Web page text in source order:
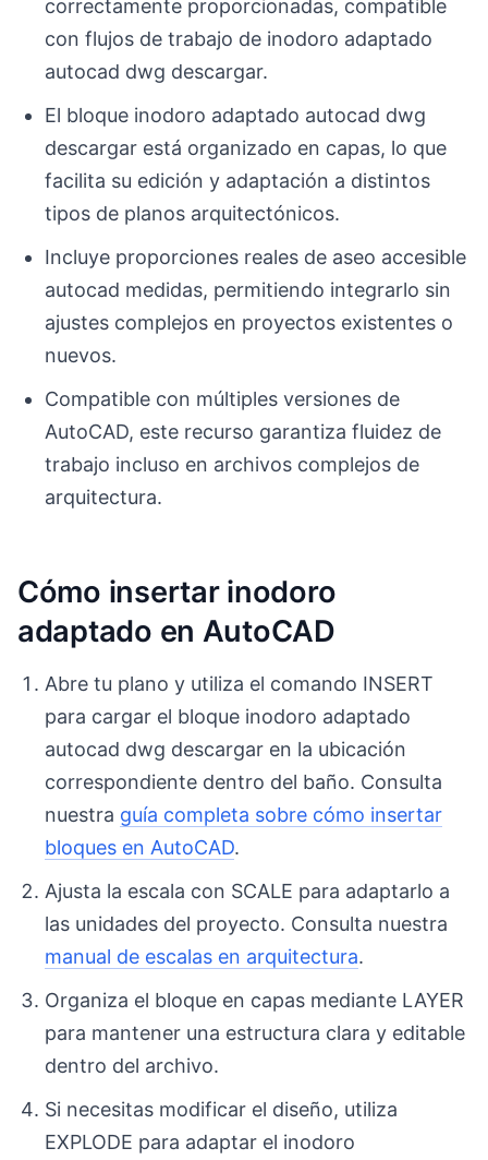
correctamente proporcionadas, compatible
con flujos de trabajo de inodoro adaptado
autocad dwg descargar.
El bloque inodoro adaptado autocad dwg
descargar está organizado en capas, lo que
facilita su edición y adaptación a distintos
tipos de planos arquitectónicos.
Incluye proporciones reales de aseo accesible
autocad medidas, permitiendo integrarlo sin
ajustes complejos en proyectos existentes o
nuevos.
Compatible con múltiples versiones de
AutoCAD, este recurso garantiza fluidez de
trabajo incluso en archivos complejos de
arquitectura.
Cómo insertar inodoro
adaptado en AutoCAD
Abre tu plano y utiliza el comando INSERT
para cargar el bloque inodoro adaptado
autocad dwg descargar en la ubicación
correspondiente dentro del baño. Consulta
nuestra guía completa sobre cómo insertar
bloques en AutoCAD.
Ajusta la escala con SCALE para adaptarlo a
las unidades del proyecto. Consulta nuestra
manual de escalas en arquitectura.
Organiza el bloque en capas mediante LAYER
para mantener una estructura clara y editable
dentro del archivo.
Si necesitas modificar el diseño, utiliza
EXPLODE para adaptar el inodoro